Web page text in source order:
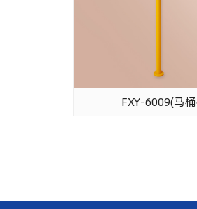
FXY-6009(马